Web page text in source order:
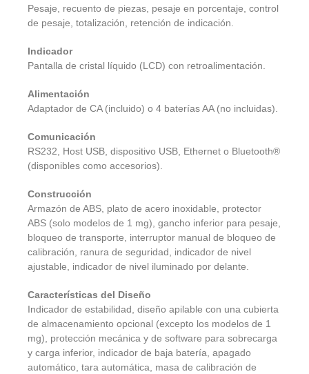
Pesaje, recuento de piezas, pesaje en porcentaje, control
de pesaje, totalización, retención de indicación.
Indicador
Pantalla de cristal líquido (LCD) con retroalimentación.
Alimentación
Adaptador de CA (incluido) o 4 baterías AA (no incluidas).
Comunicación
RS232, Host USB, dispositivo USB, Ethernet o Bluetooth®
(disponibles como accesorios).
Construcción
Armazón de ABS, plato de acero inoxidable, protector
ABS (solo modelos de 1 mg), gancho inferior para pesaje,
bloqueo de transporte, interruptor manual de bloqueo de
calibración, ranura de seguridad, indicador de nivel
ajustable, indicador de nivel iluminado por delante.
Características del Diseño
Indicador de estabilidad, diseño apilable con una cubierta
de almacenamiento opcional (excepto los modelos de 1
mg), protección mecánica y de software para sobrecarga
y carga inferior, indicador de baja batería, apagado
automático, tara automática, masa de calibración de